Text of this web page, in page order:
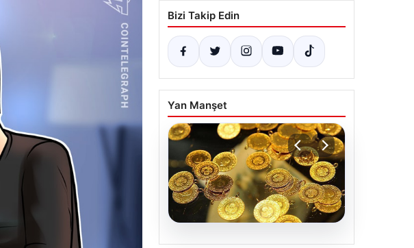
Bizi Takip Edin
Yan Manşet
05.08.2026